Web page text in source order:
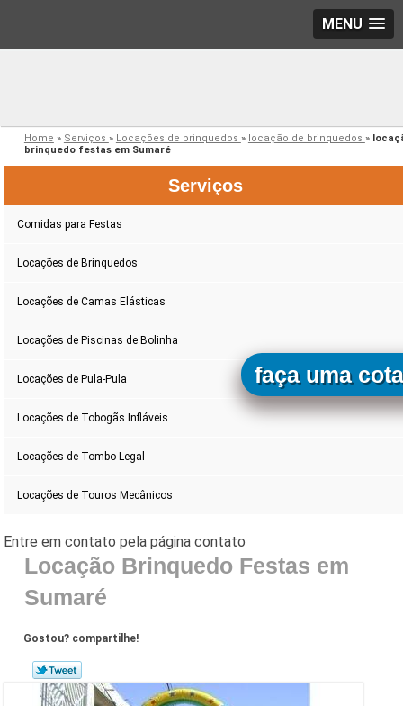
MENU
Home » Serviços » Locações de brinquedos » locação de brinquedos »
brinquedo festas em Sumaré
Serviços
Comidas para Festas
Locações de Brinquedos
Locações de Camas Elásticas
Locações de Piscinas de Bolinha
Locações de Pula-Pula
Locações de Tobogãs Infláveis
Locações de Tombo Legal
Locações de Touros Mecânicos
Locação Brinquedo Festas em
Sumaré
Gostou? compartilhe!
faça uma